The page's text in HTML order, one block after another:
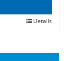
Details